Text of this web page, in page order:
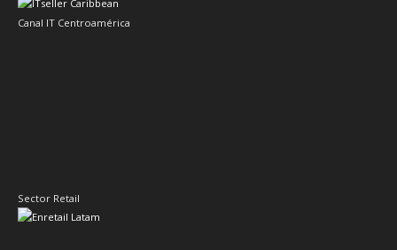
Canal IT Centroamérica
Sector Retail